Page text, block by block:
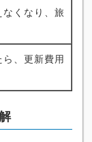
くなり、旅
、更新費用